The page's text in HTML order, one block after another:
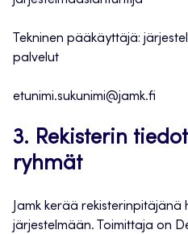
Tekninen pääkäyttäjä:
palvelut
etunimi.sukunimi@jamk.fi
3. Rekisterin
ryhmät
Jamk kerää
järjestelmään. Toimittaja on